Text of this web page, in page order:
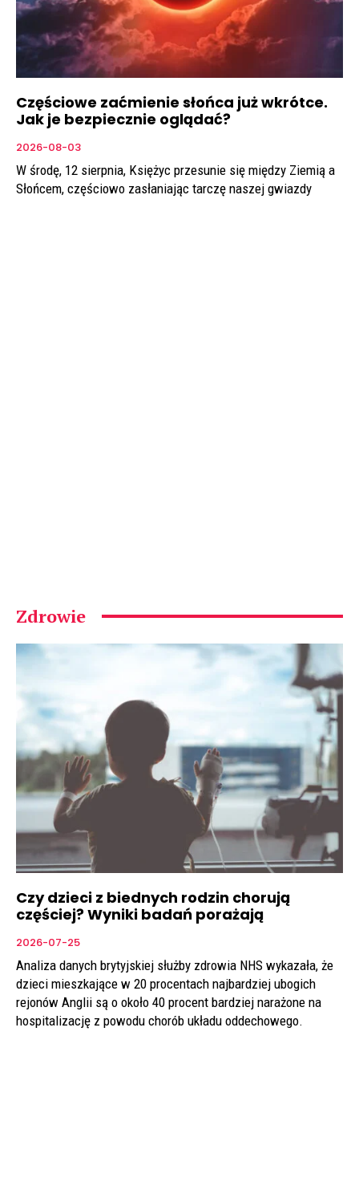
Częściowe zaćmienie słońca już wkrótce.
Jak je bezpiecznie oglądać?
2026-08-03
W środę, 12 sierpnia, Księżyc przesunie się między Ziemią a
Słońcem, częściowo zasłaniając tarczę naszej gwiazdy
Zdrowie
Czy dzieci z biednych rodzin chorują
częściej? Wyniki badań porażają
2026-07-25
Analiza danych brytyjskiej służby zdrowia NHS wykazała, że
dzieci mieszkające w 20 procentach najbardziej ubogich
rejonów Anglii są o około 40 procent bardziej narażone na
hospitalizację z powodu chorób układu oddechowego.